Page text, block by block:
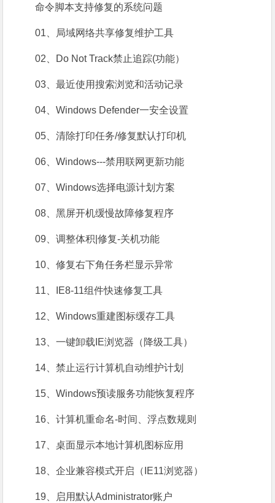
命令脚本支持修复的系统问题
01、局域网络共享修复维护工具
02、Do Not Track禁止追踪(功能）
03、最近使用搜索浏览和活动记录
04、Windows Defender一安全设置
05、清除打印任务/修复默认打印机
06、Windows---禁用联网更新功能
07、Windows选择电源计划方案
08、黑屏开机缓慢故障修复程序
09、调整体积|修复-关机功能
10、修复右下角任务栏显示异常
11、IE8-11组件快速修复工具
12、Windows重建图标缓存工具
13、一键卸载IE浏览器（降级工具）
14、禁止运行计算机自动维护计划
15、Windows预读服务功能恢复程序
16、计算机重命名-时间、浮点数规则
17、桌面显示本地计算机图标应用
18、企业兼容模式开启（IE11浏览器）
19、启用默认Administrator账户